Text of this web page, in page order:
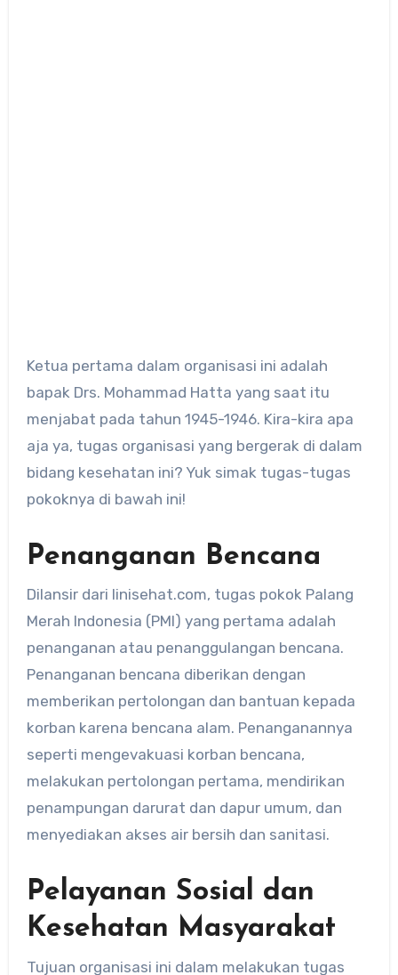
Ketua pertama dalam organisasi ini adalah
bapak Drs. Mohammad Hatta yang saat itu
menjabat pada tahun 1945-1946. Kira-kira apa
aja ya, tugas organisasi yang bergerak di dalam
bidang kesehatan ini? Yuk simak tugas-tugas
pokoknya di bawah ini!
Penanganan Bencana
Dilansir dari linisehat.com, tugas pokok Palang
Merah Indonesia (PMI) yang pertama adalah
penanganan atau penanggulangan bencana.
Penanganan bencana diberikan dengan
memberikan pertolongan dan bantuan kepada
korban karena bencana alam. Penanganannya
seperti mengevakuasi korban bencana,
melakukan pertolongan pertama, mendirikan
penampungan darurat dan dapur umum, dan
menyediakan akses air bersih dan sanitasi.
Pelayanan Sosial dan
Kesehatan Masyarakat
Tujuan organisasi ini dalam melakukan tugas